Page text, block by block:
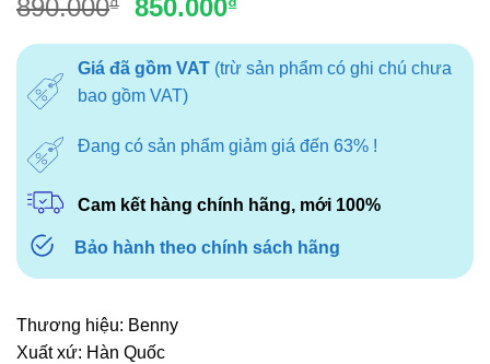
890.000
là:
890.000₫.
850.000
tại
là:
Giá đã gồm VAT(trừ sản phẩm có ghi chú chưa
bao gồm VAT)
Đang có sản phẩm giảm giá đến 63% !
Cam kết hàng chính hãng, mới 100%
Bảo hành theo chính sách hãng
Thương hiệu: Benny
Xuất xứ: Hàn Quốc